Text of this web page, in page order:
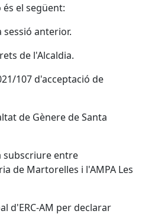
el següent:
sessió anterior.
de l'Alcaldia.
107 d'acceptació de
de Gènere de Santa
subscriure entre
de Martorelles i l'AMPA Les
d'ERC-AM per declarar